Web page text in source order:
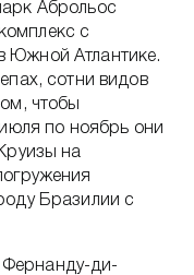
Аброльос
с
Южной Атлантике.
сотни видов
чтобы
по ноябрь они
на
Бразилии с
ди-